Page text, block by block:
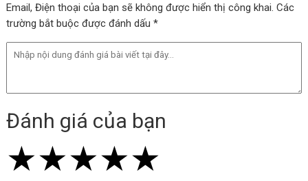
Email, Điện thoại của bạn sẽ không được hiển thị công khai. Các
trường bắt buộc được đánh dấu *
Đánh giá của bạn
★
★★
★★★
★★★★
★★★★★